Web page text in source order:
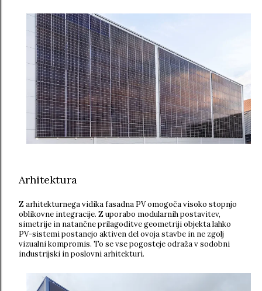
Arhitektura
Z arhitekturnega vidika fasadna PV omogoča visoko stopnjo
oblikovne integracije. Z uporabo modularnih postavitev,
simetrije in natančne prilagoditve geometriji objekta lahko
PV-sistemi postanejo aktiven del ovoja stavbe in ne zgolj
vizualni kompromis. To se vse pogosteje odraža v sodobni
industrijski in poslovni arhitekturi.